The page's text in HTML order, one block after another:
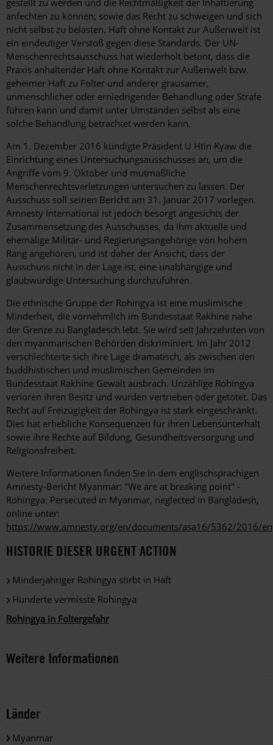
anfechten zu können; sowie das Recht zu schweigen und sich
nicht selbst zu belasten. Haft ohne Kontakt zur Außenwelt ist
ein eindeutiger Verstoß gegen diese Standards. Der UN-
Menschenrechtsausschuss hat wiederholt betont, dass die
Praxis anhaltender Haft ohne Kontakt zur Außenwelt bzw.
geheimer Haft zu Folter und anderer grausamer,
unmenschlicher oder erniedrigender Behandlung oder Strafe
führen kann und damit unter Umständen selbst als eine
solche Behandlung betrachtet werden kann.
Am 1. Dezember 2016 kündigte Präsident U Htin Kyaw die
Einrichtung eines Untersuchungsausschusses an, um die
Angriffe vom 9. Oktober und mutmaßliche
Menschenrechtsverletzungen untersuchen zu lassen. Der
Ausschuss soll seinen Bericht am 31. Januar 2017 vorlegen.
Amnesty International ist jedoch besorgt angesichts der
Zusammensetzung des Ausschusses, da ihm aktuelle und
ehemalige Militär- und Regierungsangehörige von hohem
Rang angehören, und ist daher der Ansicht, dass der
Ausschuss nicht in der Lage ist, eine unabhängige und
glaubwürdige Untersuchung durchzuführen.
Die ethnische Gruppe der Rohingya ist eine muslimische
Minderheit, die vornehmlich im Bundesstaat Rakhine nahe
der Grenze zu Bangladesch lebt. Sie wird seit Jahrzehnten von
den myanmarischen Behörden diskriminiert. Im Jahr 2012
verschlechterte sich ihre Lage dramatisch, als zwischen den
buddhistischen und muslimischen Gemeinden im
Bundesstaat Rakhine Gewalt ausbrach. Unzählige Rohingya
verloren ihren Besitz und wurden vertrieben oder getötet. Das
Recht auf Freizügigkeit der Rohingya ist stark eingeschränkt.
Dies hat erhebliche Konsequenzen für ihren Lebensunterhalt
sowie ihre Rechte auf Bildung, Gesundheitsversorgung und
Religionsfreiheit.
Weitere Informationen finden Sie in dem englischsprachigen
Amnesty-Bericht Myanmar: "We are at breaking point" -
Rohingya: Persecuted in Myanmar, neglected in Bangladesh,
online unter:
https://www.amnesty.org/en/documents/asa16/5362/2016/en
HISTORIE DIESER URGENT ACTION
Minderjähriger Rohingya stirbt in Haft
Hunderte vermisste Rohingya
Rohingya in Foltergefahr
Weitere Informationen
Länder
Myanmar